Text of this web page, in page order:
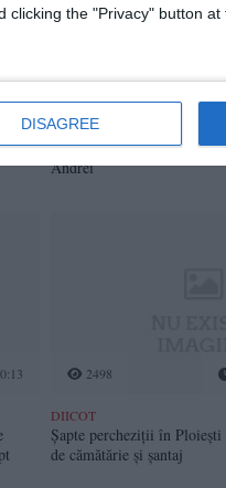
the "Privacy" button at
DISAGREE
în
1793
Decret de decorare pentru
Batalionului 300 Infanterie
Andrei”
2498
DIICOT
Șapte percheziții în
de cămătărie și șantaj